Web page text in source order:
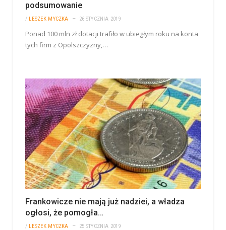
podsumowanie
/ LESZEK MYCZKA 26 STYCZNIA 2019
Ponad 100 mln zł dotacji trafiło w ubiegłym roku na konta
tych firm z Opolszczyzny,…
Frankowicze nie mają już nadziei, a władza
ogłosi, że pomogła…
/ LESZEK MYCZKA 25 STYCZNIA 2019